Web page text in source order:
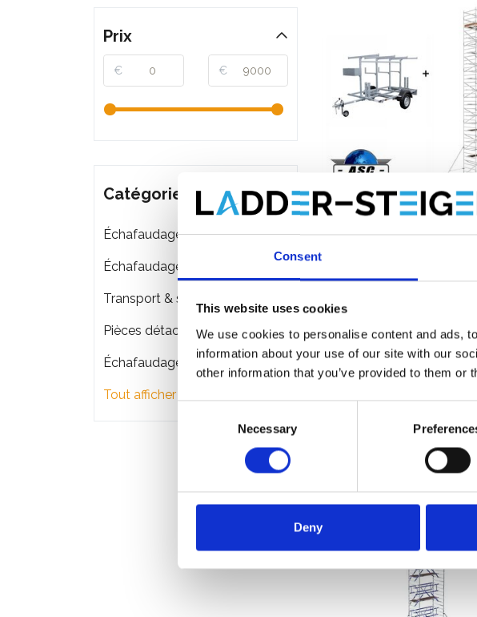
Consent
This website uses cookies
We use cookies to personalise content and ads,
information about your use of our site with our
other information that you’ve provided to them
Necessary
Deny
Échafaudage roulant ASC
Afficher le produit
Prix
€ €
Catégories
Échafaudages roulants
Échafaudages pliant
Pièces détachées
Échafaudages de façade
Tout afficher